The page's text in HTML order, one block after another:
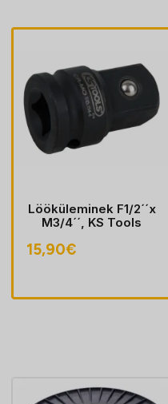
Lööküleminek F1/2´´x
M3/4´´, KS Tools
15,90€